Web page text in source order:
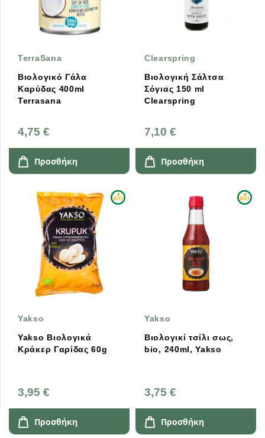
TerraSana
Βιολογικό Γάλα
Καρύδας 400ml
Terrasana
4,75 €
Προσθήκη
Clearspring
Βιολογική Σάλτσα
Σόγιας 150 ml
Clearspring
7,10 €
Προσθήκη
Yakso
Yakso Βιολογικά
Κράκερ Γαρίδας 60g
3,95 €
Προσθήκη
Yakso
Βιολογικί τσίλι σως,
bio, 240ml, Yakso
3,75 €
Προσθήκη